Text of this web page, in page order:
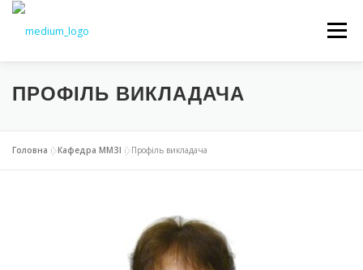
Меню
НОВИНИ ОСВІТА НАУКА ВСТУП
СТУДЕНТАМ ДОКУМЕНТИ
ПРОФІЛЬ ВИКЛАДАЧА
Головна »Кафедра ММЗІ »Профіль викладача